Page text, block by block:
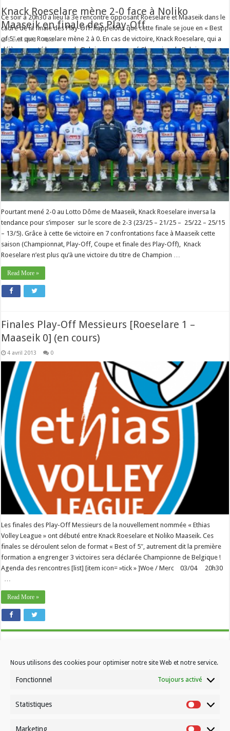
Nous utilisons des cookies pour optimiser notre site Web et notre service.
Fonctionnel Toujours activé
Statistiques
Marketing
Ce soir à 20h30 a lieu la 3e rencontre opposant Roeselare et Maaseik dans le
cadre de la finale des Play-Off. Rappelons que cette finale se joue en « Best
of 5″ et que Roeselare mène 2 à 0. En cas de victoire, Knack Roeselare, qui a
déjà remporté la coupe de Belgique sera sacré Champion de Belgique.
Même si tout …
Read More »
Knack Roeselare mène 2-0 face à Noliko
Maaseik en finale des Play-Off
6 avril 2013 0
Pourtant mené 2-0 au Lotto Dôme de Maaseik, Knack Roeselare inversa la
tendance pour s’imposer sur le score de 2-3 (23/25 – 21/25 – 25/22 – 25/15
– 13/5). Grâce à cette 6e victoire en 7 confrontations face à Maaseik cette
saison (Championnat, Play-Off, Coupe et finale des Play-Off), Knack
Roeselare n’est plus qu’à une victoire du titre de Champion …
Read More »
Finales Play-Off Messieurs [Roeselare 1 –
Maaseik 0] (en cours)
4 avril 2013 0
Les finales des Play-Off Messieurs de la nouvellement nommée « Ethias
Volley League » ont débuté entre Knack Roeselare et Noliko Maaseik. Ces
finales se déroulent selon de format « Best of 5″, autrement dit la première
formation a engrenger 3 victoires sera déclarée Championne de Belgique !
Agenda des rencontres [list] [item icon= »tick » ]Woe / Merc 03/04 20h30
…
Read More »
Contactez-nous